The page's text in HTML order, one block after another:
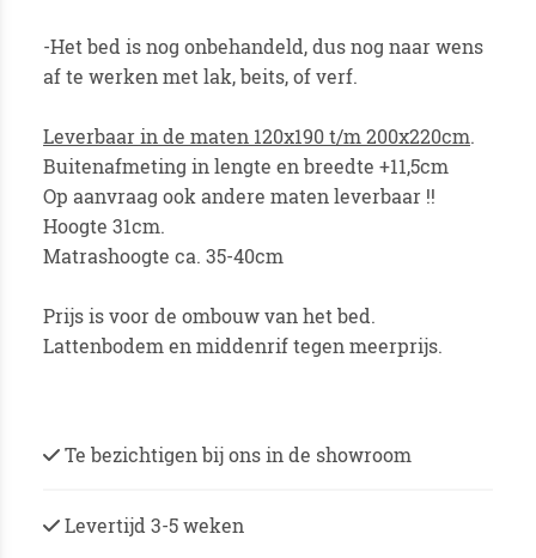
-Het bed is nog onbehandeld, dus nog naar wens
af te werken met lak, beits, of verf.
Leverbaar in de maten 120x190 t/m 200x220cm.
Buitenafmeting in lengte en breedte +11,5cm
Op aanvraag ook andere maten leverbaar !!
Hoogte 31cm.
Matrashoogte ca. 35-40cm
Prijs is voor de ombouw van het bed.
Lattenbodem en middenrif tegen meerprijs.
Te bezichtigen bij ons in de showroom
Levertijd 3-5 weken